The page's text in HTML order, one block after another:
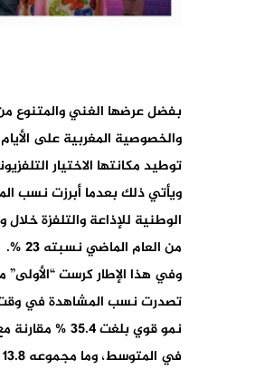
بفضل عرضها الغني والمتنوع من
والخصوصية المغربية على
توطيد مكانتها الاختيار
من العام الماضي نسبته 23 %.
في المتوسط، وما مجموعه 13.8 مليون متفرج خلال وقت الذروة والإفطار.